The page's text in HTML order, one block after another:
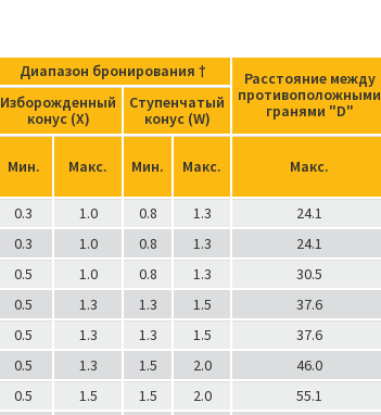
Диапазон бронирования †
Расстояние между
противоположными
гранями "D"
Изборожденный
конус (X)
Ступенчатый
конус (W)
Мин. Макс. Мин. Макс. Макс.
0.3 1.0 0.8 1.3 24.1
0.3 1.0 0.8 1.3 24.1
0.5 1.0 0.8 1.3 30.5
0.5 1.3 1.3 1.5 37.6
0.5 1.3 1.3 1.5 37.6
0.5 1.3 1.5 2.0 46.0
0.5 1.5 1.5 2.0 55.1